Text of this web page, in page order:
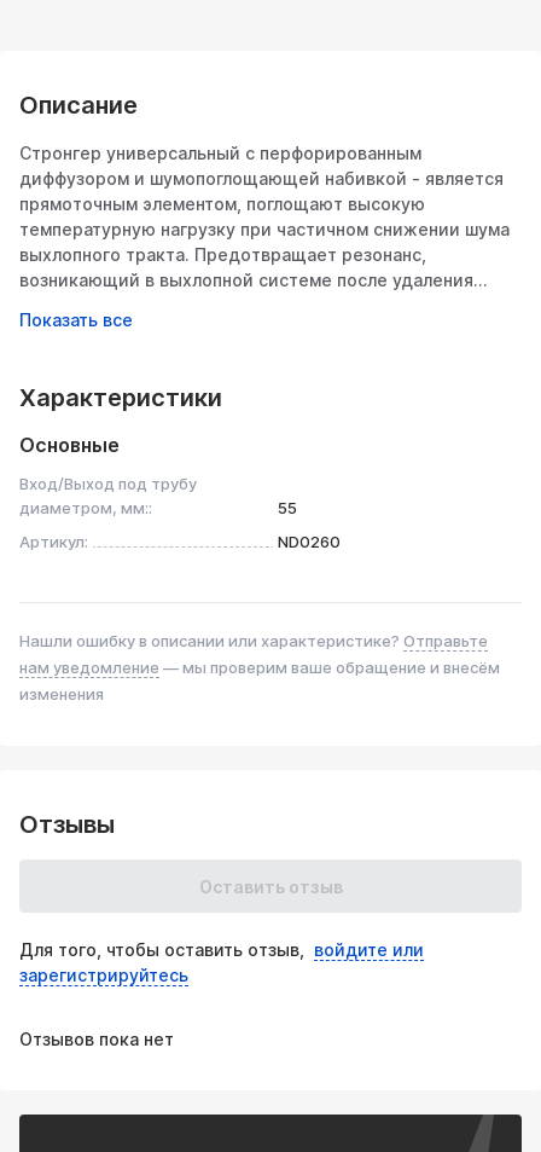
Описание
Стронгер универсальный с перфорированным
диффузором и шумопоглощающей набивкой - является
прямоточным элементом, поглощают высокую
температурную нагрузку при частичном снижении шума
выхлопного тракта. Предотвращает резонанс,
возникающий в выхлопной системе после удаления
незаменимой частью выхлопной системы при работе со
выхлопного тракта, отличная замена вышедшему из
нейтрализатору, расположенному под днищем
автомобиля.
Устанавливается при помощи сварки сразу после
выпускного коллектора перед резонатором для лучшей
Приглашаем к сотрудничеству оптовых партнёров!
Интересует оптовая цена? Хотите приобрести большую
партию катализаторов оптом?
Характеристики
Основные
Вход/Выход под трубу
диаметром, мм::
55
Артикул:
ND0260
Нашли ошибку в описании или характеристике? Отправьте
нам уведомление — мы проверим ваше обращение и внесём
изменения
Отзывы
Оставить отзыв
Для того, чтобы оставить отзыв, войдите или
зарегистрируйтесь
Отзывов пока нет